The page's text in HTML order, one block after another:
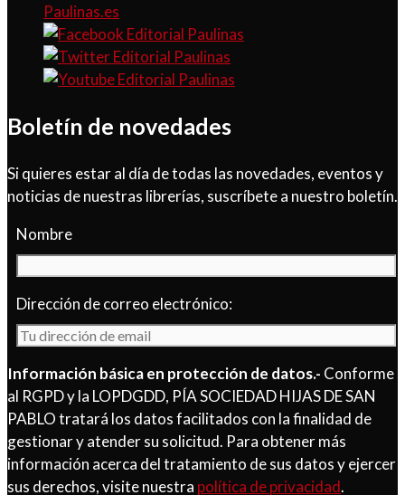
Paulinas.es
Boletín de novedades
Si quieres estar al día de todas las novedades, eventos y
noticias de nuestras librerías, suscríbete a nuestro boletín.
Nombre
Dirección de correo electrónico:
Información básica en protección de datos.- Conforme
al RGPD y la LOPDGDD, PÍA SOCIEDAD HIJAS DE SAN
PABLO tratará los datos facilitados con la finalidad de
gestionar y atender su solicitud. Para obtener más
información acerca del tratamiento de sus datos y ejercer
sus derechos, visite nuestra política de privacidad.